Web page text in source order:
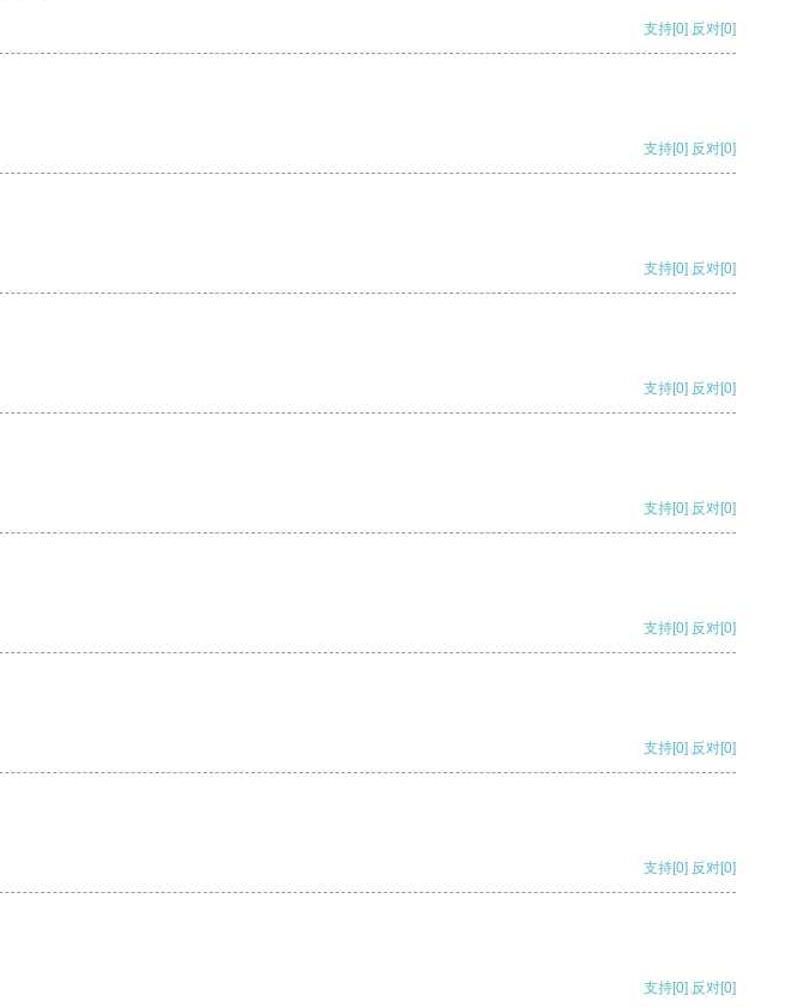
支持[0] 反对[0]
支持[0] 反对[0]
支持[0] 反对[0]
支持[0] 反对[0]
支持[0] 反对[0]
支持[0] 反对[0]
支持[0] 反对[0]
支持[0] 反对[0]
支持[0] 反对[0]